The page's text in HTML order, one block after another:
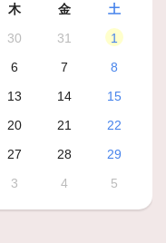
木 金
土
30 31
1
6 7
8
13 14
15
20 21
22
27 28
29
3 4 5